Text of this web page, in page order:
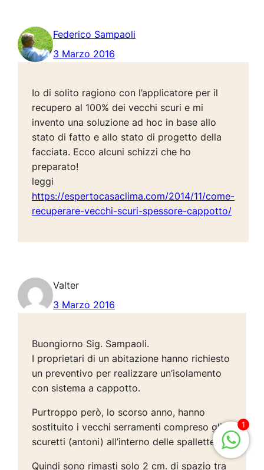
Federico Sampaoli
3 Marzo 2016
Io di solito ragiono con l’applicatore per il
recupero al 100% dei vecchi scuri e mi
invento una soluzione ad hoc in base allo
stato di fatto e allo stato di progetto della
facciata. Ecco alcuni schizzi che ho
preparato!
leggi
https://espertocasaclima.com/2014/11/come-
recuperare-vecchi-scuri-spessore-cappotto/
Valter
3 Marzo 2016
Buongiorno Sig. Sampaoli.
I proprietari di un abitazione hanno richiesto
un preventivo per realizzare un’isolamento
con sistema a cappotto.
Purtroppo però, lo scorso anno, hanno
sostituito i vecchi serramenti compreso gli
scuretti (antoni) all’interno delle spallette.
Quindi sono rimasti solo 2 cm. di spazio tra
1